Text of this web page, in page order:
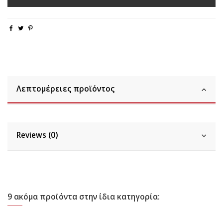
Λεπτομέρειες προϊόντος
Reviews (0)
9 ακόμα προϊόντα στην ίδια κατηγορία: